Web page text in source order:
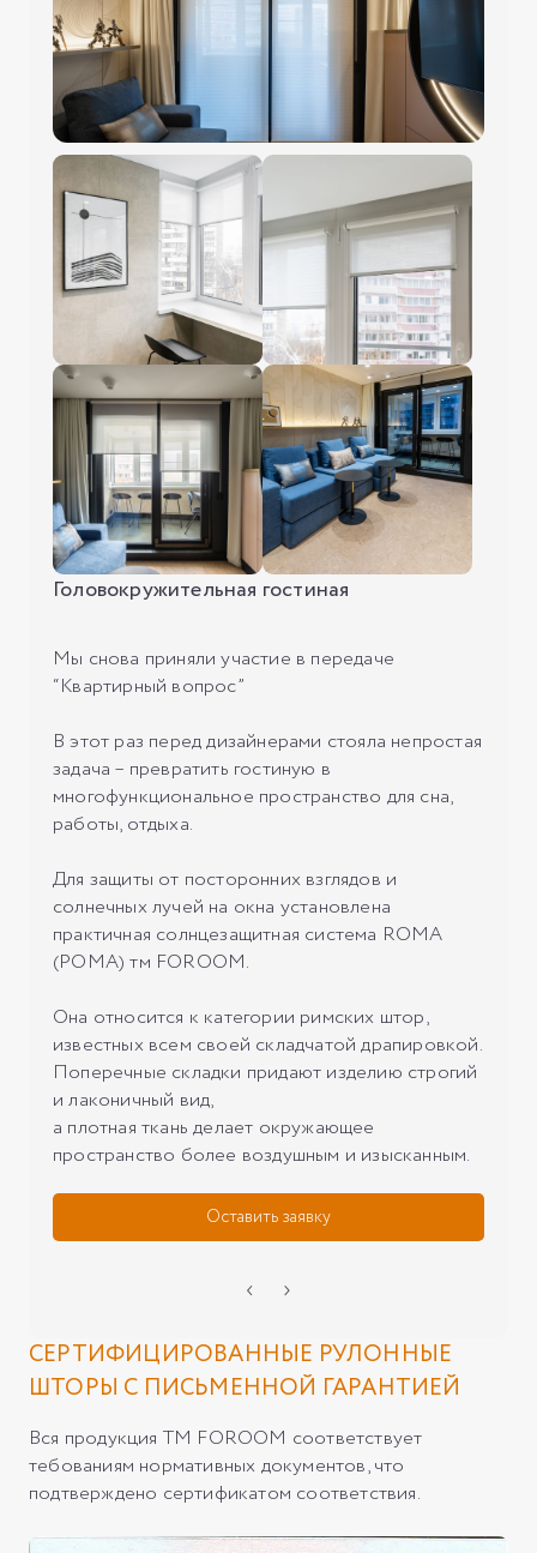
Головокружительная гостиная
Мы снова приняли участие в передаче
“Квартирный вопрос”
В этот раз перед дизайнерами стояла непростая
задача – превратить гостиную в
многофункциональное пространство для сна,
работы, отдыха.
Для защиты от посторонних взглядов и
солнечных лучей на окна установлена
практичная солнцезащитная система ROMA
(РОМА) тм FOROOM.
Она относится к категории римских штор,
известных всем своей складчатой драпировкой.
Поперечные складки придают изделию строгий
и лаконичный вид,
а плотная ткань делает окружающее
Оставить заявку
‹ ›
СЕРТИФИЦИРОВАННЫЕ РУЛОННЫЕ
ШТОРЫ С ПИСЬМЕННОЙ ГАРАНТИЕЙ
Вся продукция ТМ FOROOM соответствует
тебованиям нормативных документов, что
подтверждено сертификатом соответствия.